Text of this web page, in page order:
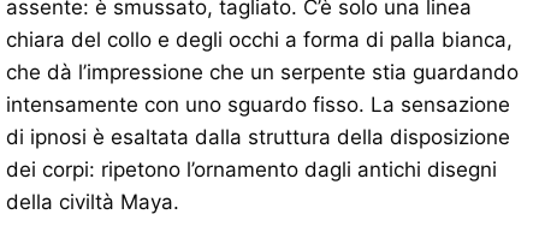
assente: è smussato, tagliato. C’è solo una linea
chiara del collo e degli occhi a forma di palla bianca,
che dà l’impressione che un serpente stia guardando
intensamente con uno sguardo fisso. La sensazione
di ipnosi è esaltata dalla struttura della disposizione
dei corpi: ripetono l’ornamento dagli antichi disegni
della civiltà Maya.